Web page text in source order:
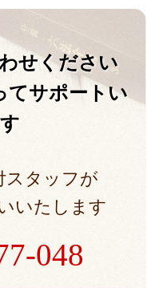
せください
てサポートい
スタッフが
いたします
048